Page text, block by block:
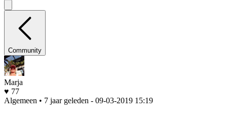
Community
Marja
♥ 77
Algemeen • 7 jaar geleden - 09-03-2019 15:19